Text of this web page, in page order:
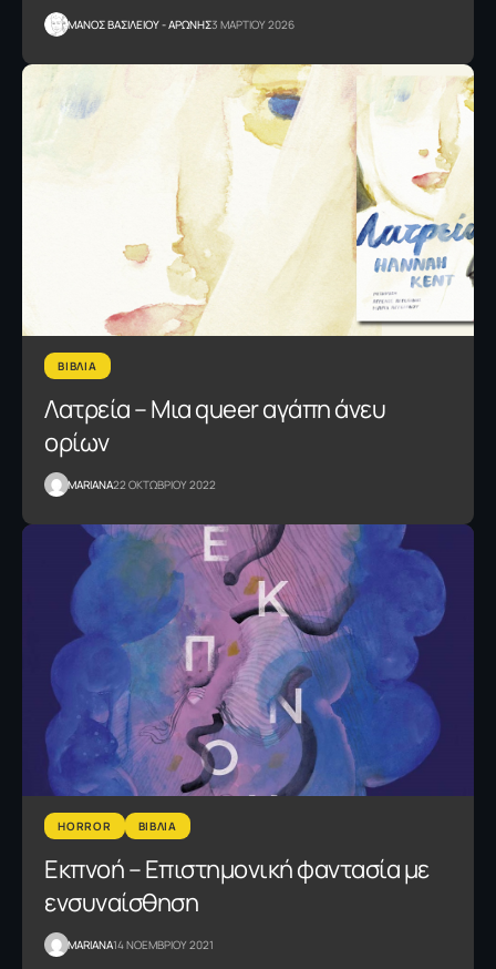
ΜΑΝΟΣ ΒΑΣΙΛΕΙΟΥ - ΑΡΩΝΗΣ3 ΜΑΡΤΙΟΥ 2026
ΒΙΒΛΙΑ
Λατρεία – Μια queer αγάπη άνευ
ορίων
MARIANA22 ΟΚΤΩΒΡΙΟΥ 2022
HORROR ΒΙΒΛΙΑ
Εκπνοή – Επιστημονική φαντασία με
ενσυναίσθηση
MARIANA14 ΝΟΕΜΒΡΙΟΥ 2021